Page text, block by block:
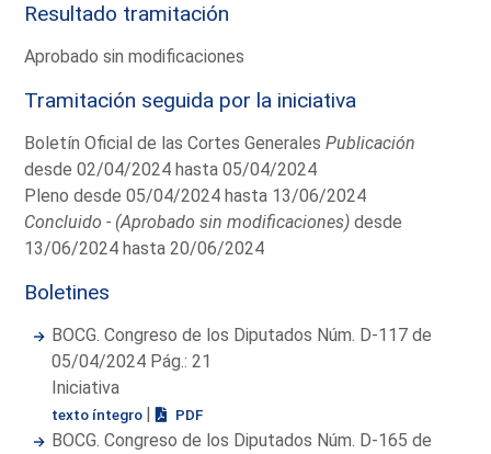
Resultado tramitación
Aprobado sin modificaciones
Tramitación seguida por la iniciativa
Boletín Oficial de las Cortes GeneralesPublicación
desde 02/04/2024 hasta 05/04/2024
Pleno desde 05/04/2024 hasta 13/06/2024
Concluido - (Aprobado sin modificaciones) desde
13/06/2024 hasta 20/06/2024
Boletines
BOCG. Congreso de los Diputados Núm. D-117 de
05/04/2024 Pág.: 21
Iniciativa
texto íntegro | PDF
BOCG. Congreso de los Diputados Núm. D-165 de